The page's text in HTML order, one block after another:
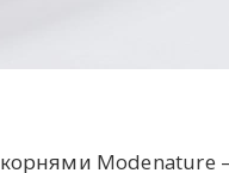
Modenature